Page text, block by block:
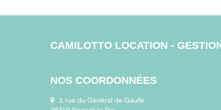
CAMILOTTO LOCATION -
NOS COORDONNÉES
1 rue du Général de Gaulle